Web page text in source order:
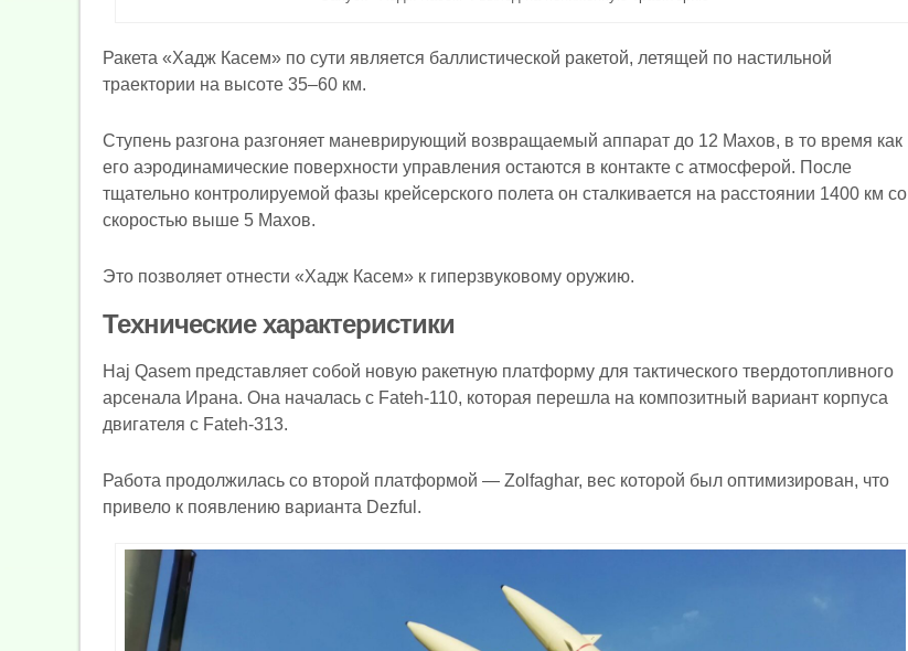
Ракета «Хадж Касем» по сути является баллистической ракетой, летящей по настильной
траектории на высоте 35–60 км.
Ступень разгона разгоняет маневрирующий возвращаемый аппарат до 12 Махов, в то время как
его аэродинамические поверхности управления остаются в контакте с атмосферой. После
тщательно контролируемой фазы крейсерского полета он сталкивается на расстоянии 1400 км со
скоростью выше 5 Махов.
Это позволяет отнести «Хадж Касем» к гиперзвуковому оружию.
Технические характеристики
Haj Qasem представляет собой новую ракетную платформу для тактического твердотопливного
арсенала Ирана. Она началась с Fateh-110, которая перешла на композитный вариант корпуса
двигателя с Fateh-313.
Работа продолжилась со второй платформой — Zolfaghar, вес которой был оптимизирован, что
привело к появлению варианта Dezful.